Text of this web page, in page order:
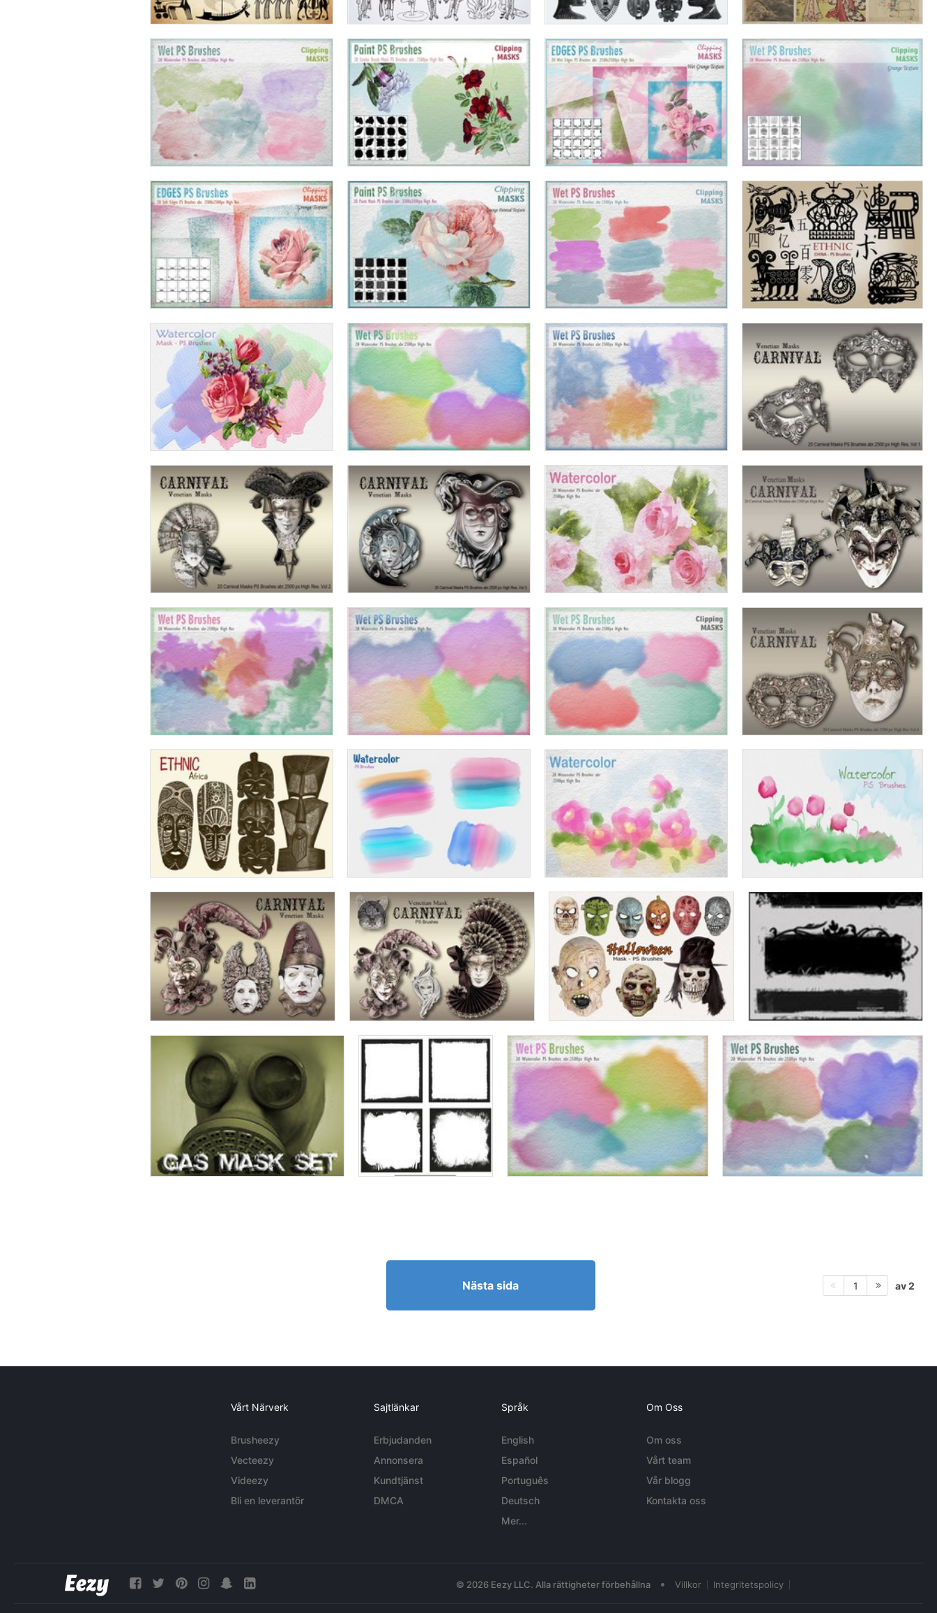
Nästa sida 1 av 2
Vårt Närverk
Brusheezy
Vecteezy
Videezy
Bli en leverantör
Sajtlänkar
Erbjudanden
Annonsera
Kundtjänst
DMCA
Språk
English
Español
Português
Deutsch
Mer...
Om Oss
Om oss
Vårt team
Vår blogg
Kontakta oss
© 2026 Eezy LLC. Alla rättigheter förbehållna • Villkor Integritetspolicy